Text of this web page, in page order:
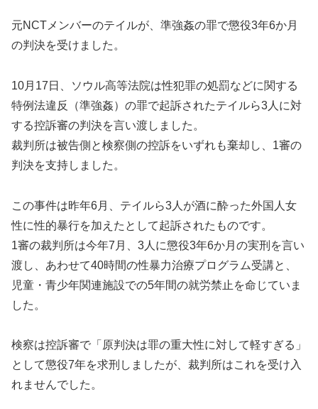
元NCTメンバーのテイルが、準強姦の罪で懲役3年6か月
の判決を受けました。
10月17日、ソウル高等法院は性犯罪の処罰などに関する
特例法違反（準強姦）の罪で起訴されたテイルら3人に対
する控訴審の判決を言い渡しました。
裁判所は被告側と検察側の控訴をいずれも棄却し、1審の
判決を支持しました。
この事件は昨年6月、テイルら3人が酒に酔った外国人女
性に性的暴行を加えたとして起訴されたものです。
1審の裁判所は今年7月、3人に懲役3年6か月の実刑を言い
渡し、あわせて40時間の性暴力治療プログラム受講と、
児童・青少年関連施設での5年間の就労禁止を命じていま
した。
検察は控訴審で「原判決は罪の重大性に対して軽すぎる」
として懲役7年を求刑しましたが、裁判所はこれを受け入
れませんでした。